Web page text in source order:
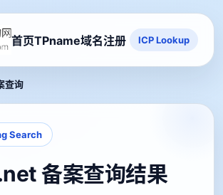
首页TPname域名注册 ICP Lookup
查询
Search
备案查询结果